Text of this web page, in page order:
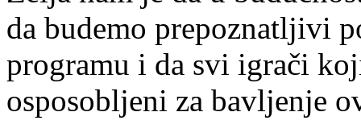
da budemo prepoznatljivi
programu i da svi igrači
osposobljeni za bavljenje